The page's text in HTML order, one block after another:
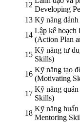
12
Developing
13 Kỹ năng
14
Lập kế hoạch
(Action Plan
15
Kỹ năng tư
Skills)
16
Kỹ năng tạo
(Motivating
17
Kỹ năng
Skills)
18
Kỹ năng
Mentoring